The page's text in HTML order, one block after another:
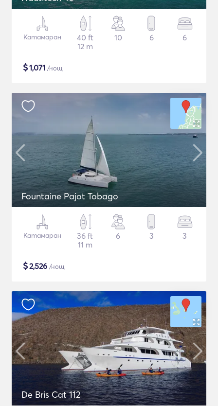
Катамаран
40 ft
12 m
10 6 6
$1,071 /нощ
Fountaine Pajot Tobago
Катамаран
36 ft
11 m
6 3 3
$2,526 /нощ
De Bris Cat 112